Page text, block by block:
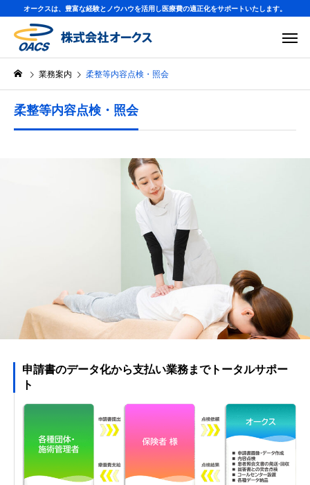
オークスは、豊富な経験とノウハウを活用し医療費の適正化をサポートいたします。
業務案内 柔整等内容点検・照会
柔整等内容点検・照会
申請書のデータ化から支払い業務までトータルサポー
ト